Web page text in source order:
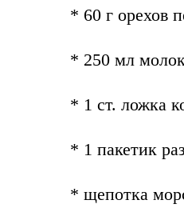
* 60 г орехов
* 250 мл
* 1 ст. ложка
* 1 пакетик
* щепотка